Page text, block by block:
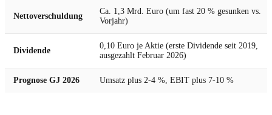
Nettoverschuldung
Ca. 1,3 Mrd. Euro (um fast 20 % gesunken vs.
Vorjahr)
Dividende
0,10 Euro je Aktie (erste Dividende seit 2019,
ausgezahlt Februar 2026)
Prognose GJ 2026 Umsatz plus 2-4 %, EBIT plus 7-10 %